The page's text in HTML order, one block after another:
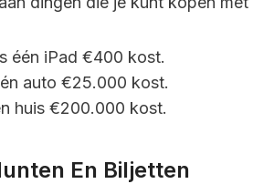
één iPad €400 kost.
auto €25.000 kost.
huis €200.000 kost.
En Biljetten